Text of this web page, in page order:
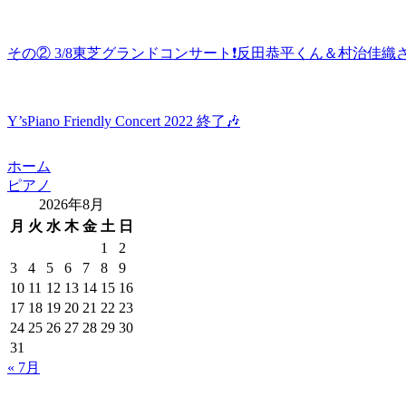
その② 3/8東芝グランドコンサート❗️反田恭平くん＆村治佳織
Y’sPiano Friendly Concert 2022 終了🎶
ホーム
ピアノ
2026年8月
月 火 水 木 金 土 日
1
2
3
4 5 6 7 8
9
10 11 12 13 14 15 16
17 18 19 20 21 22 23
24 25 26 27 28 29 30
31
« 7月